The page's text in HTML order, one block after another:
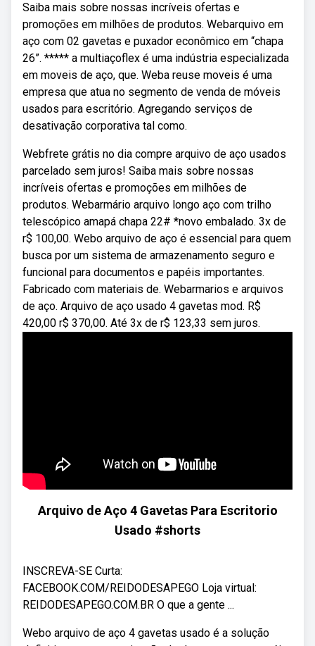
Saiba mais sobre nossas incríveis ofertas e
promoções em milhões de produtos. Webarquivo em
aço com 02 gavetas e puxador econômico em “chapa
26”. ***** a multiaçoflex é uma indústria especializada
em moveis de aço, que. Weba reuse moveis é uma
empresa que atua no segmento de venda de móveis
usados para escritório. Agregando serviços de
desativação corporativa tal como.
Webfrete grátis no dia compre arquivo de aço usados
parcelado sem juros! Saiba mais sobre nossas
incríveis ofertas e promoções em milhões de
produtos. Webarmário arquivo longo aço com trilho
telescópico amapá chapa 22# *novo embalado. 3x de
r$ 100,00. Webo arquivo de aço é essencial para quem
busca por um sistema de armazenamento seguro e
funcional para documentos e papéis importantes.
Fabricado com materiais de. Webarmarios e arquivos
de aço. Arquivo de aço usado 4 gavetas mod. R$
420,00 r$ 370,00. Até 3x de r$ 123,33 sem juros.
Arquivo de Aço 4 Gavetas Para Escritorio
Usado #shorts
INSCREVA-SE Curta:
FACEBOOK.COM/REIDODESAPEGO Loja virtual:
REIDODESAPEGO.COM.BR O que a gente ...
Webo arquivo de aço 4 gavetas usado é a solução